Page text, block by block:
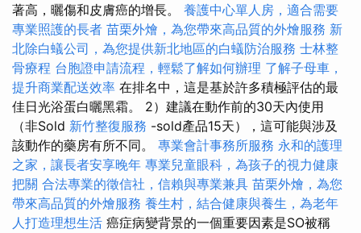
著高，曬傷和皮膚癌的增長。 養護中心單人房，適合需要
專業照護的長者 苗栗外燴，為您帶來高品質的外燴服務 新
北除白蟻公司，為您提供新北地區的白蟻防治服務 士林整
骨療程 台胞證申請流程，輕鬆了解如何辦理 了解子母車，
提升商業配送效率 在排名中，這是基於許多積極評估的最
佳日光浴蛋白曬黑霜。 2）建議在動作前的30天內使用
（非Sold 新竹整復服務 -sold產品15天），這可能與涉及
該動作的藥房有所不同。 專業會計事務所服務 永和的護理
之家，讓長者安享晚年 專業兒童眼科，為孩子的視力健康
把關 合法專業的徵信社，信賴與專業兼具 苗栗外燴，為您
帶來高品質的外燴服務 養生村，結合健康與養生，為老年
人打造理想生活 癌症病變背景的一個重要因素是SO被稱